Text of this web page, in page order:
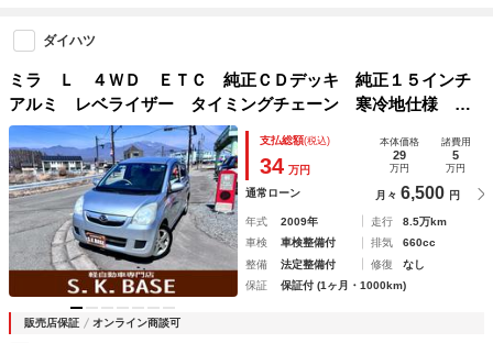
ダイハツ
ミラ Ｌ ４ＷＤ ＥＴＣ 純正ＣＤデッキ 純正１５インチ
アルミ レベライザー タイミングチェーン 寒冷地仕様 記
録簿 セキュリティ 衝突安全ボディ キーレス Ｗエアバッ
グ エアコン パワステ パワーウインドウ
支払総額(税込)
34 万円
本体価格
29
万円
諸費用
5
万円
通常ローン 月々 6,500 円
年式 2009年 走行
8.5万km
車検
車検整備付 排気
660cc
整備
法定整備付 修復
なし
保証
保証付 (1ヶ月・1000km)
販売店保証 オンライン商談可